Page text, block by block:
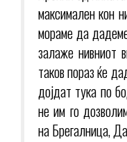
максимален кон
мораме да
залаже нивниот
таков пораз ќе
дојдат тука по
не им го
на Брегалница,